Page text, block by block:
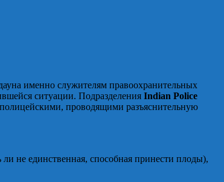
именно служителям правоохранительных
ситуации. Подразделения Indian Police
проводящими разъяснительную
не единственная, способная принести плоды),